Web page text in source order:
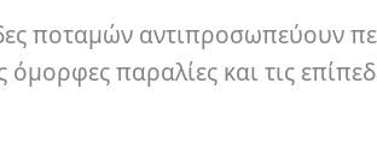
ποταμών αντιπροσωπεύουν
παραλίες και τις